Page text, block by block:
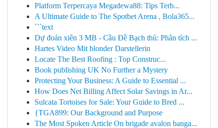
Platform Terpercaya Megadewa88: Tips Terb...
A Ultimate Guide to The Spotbet Arena , Bola365...
```text
Dự đoán xiên 3 MB - Cầu Đề Bạch thủ: Phân tích ...
Hartes Video Mit blonder Darstellerin
Locate The Best Roofing : Top Construc...
Book publishing UK No Further a Mystery
Protecting Your Business: A Guide to Essential ...
How Does Net Billing Affect Solar Savings in Ar...
Sulcata Tortoises for Sale: Your Guide to Bred ...
{TGA899: Our Background and Purpose
The Most Spoken Article On brigade avalon banga...